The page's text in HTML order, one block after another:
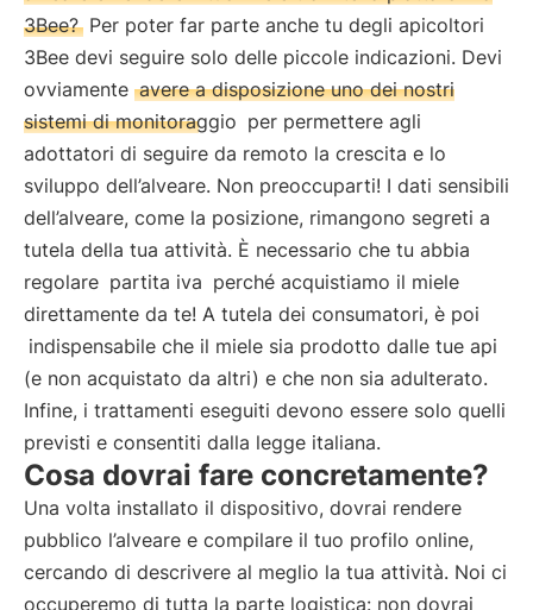
3Bee? Per poter far parte anche tu degli apicoltori
3Bee devi seguire solo delle piccole indicazioni. Devi
ovviamente avere a disposizione uno dei nostri
sistemi di monitoraggio per permettere agli
adottatori di seguire da remoto la crescita e lo
sviluppo dell’alveare. Non preoccuparti! I dati sensibili
dell’alveare, come la posizione, rimangono segreti a
tutela della tua attività. È necessario che tu abbia
regolare partita iva perché acquistiamo il miele
direttamente da te! A tutela dei consumatori, è poi
indispensabile che il miele sia prodotto dalle tue api
(e non acquistato da altri) e che non sia adulterato.
Infine, i trattamenti eseguiti devono essere solo quelli
previsti e consentiti dalla legge italiana.
Cosa dovrai fare concretamente?
Una volta installato il dispositivo, dovrai rendere
pubblico l’alveare e compilare il tuo profilo online,
cercando di descrivere al meglio la tua attività. Noi ci
occuperemo di tutta la parte logistica: non dovrai